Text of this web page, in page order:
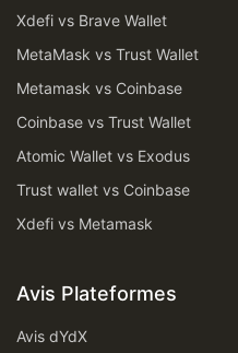
Xdefi vs Brave Wallet
MetaMask vs Trust Wallet
Metamask vs Coinbase
Coinbase vs Trust Wallet
Atomic Wallet vs Exodus
Trust wallet vs Coinbase
Xdefi vs Metamask
Avis Plateformes
Avis dYdX